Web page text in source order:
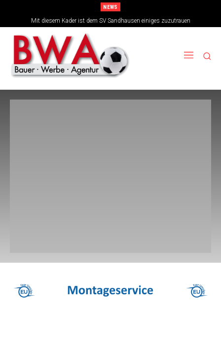
NEWS
Mit diesem Kader ist dem SV Sandhausen einiges zuzutrauen